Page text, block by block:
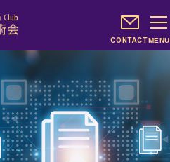
MENU
CONTACT